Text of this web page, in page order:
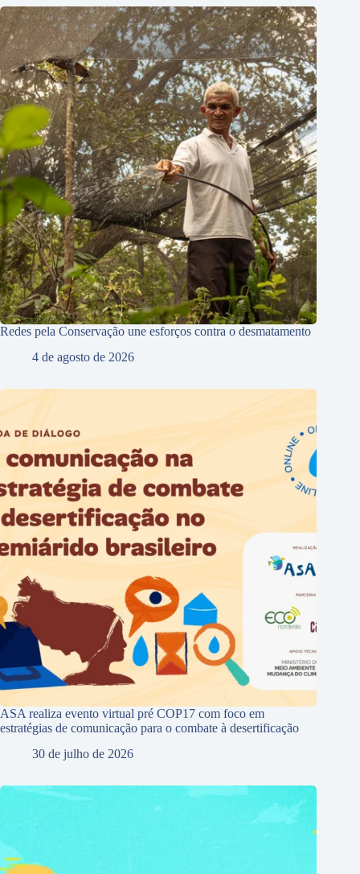
Redes pela Conservação une esforços contra o desmatamento
4 de agosto de 2026
ASA realiza evento virtual pré COP17 com foco em
estratégias de comunicação para o combate à desertificação
30 de julho de 2026